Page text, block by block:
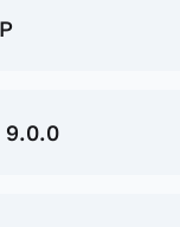
9.0.0